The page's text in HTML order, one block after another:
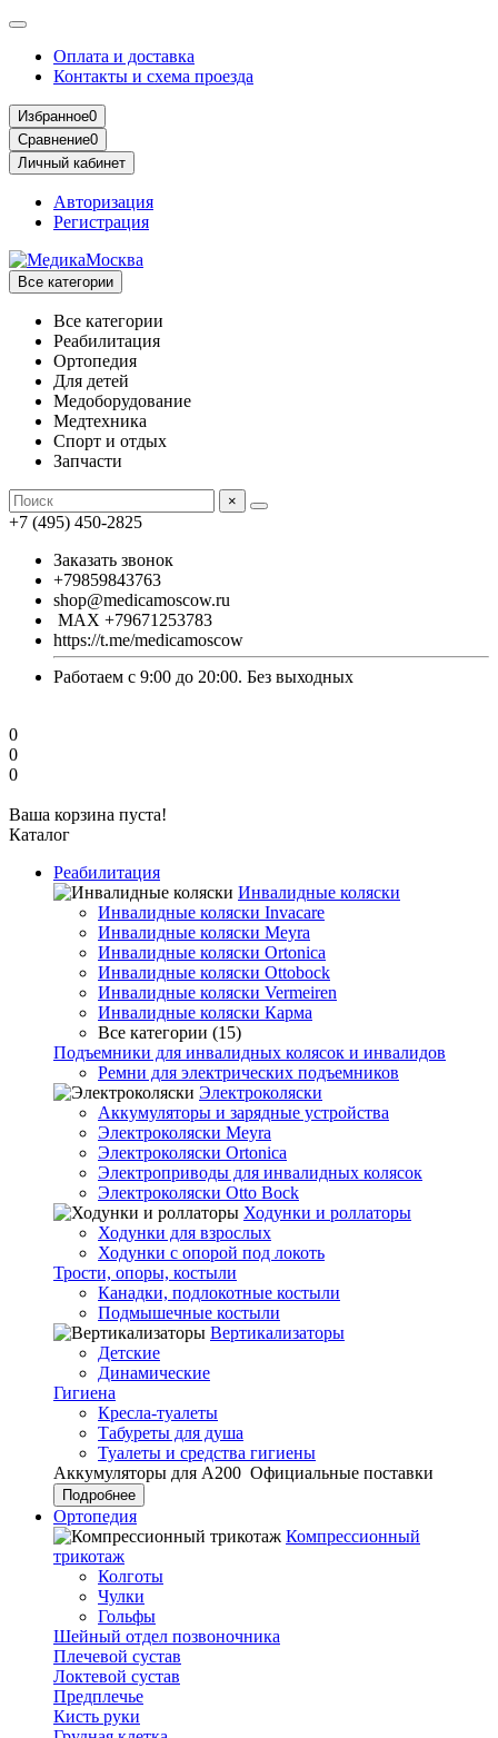
Оплата и доставка
Контакты и схема проезда
Избранное0
Сравнение0
Личный кабинет
Авторизация
Регистрация
Все категории
Все категории
Реабилитация
Ортопедия
Для детей
Медоборудование
Mедтехника
Спорт и отдых
Запчасти
×
+7 (495) 450-2825
Заказать звонок
+79859843763
shop@medicamoscow.ru
MAX +79671253783
https://t.me/medicamoscow
Работаем с 9:00 до 20:00. Без выходных
0
0
0
Ваша корзина пуста!
Каталог
Реабилитация
Инвалидные коляски
Инвалидные коляски Invacare
Инвалидные коляски Meyra
Инвалидные коляски Ortonica
Инвалидные коляски Ottobock
Инвалидные коляски Vermeiren
Инвалидные коляски Карма
Все категории (15)
Подъемники для инвалидных колясок и инвалидов
Ремни для электрических подъемников
Электроколяски
Аккумуляторы и зарядные устройства
Электроколяски Meyra
Электроколяски Ortonica
Электроприводы для инвалидных колясок
Электроколяски Otto Bock
Ходунки и роллаторы
Ходунки для взрослых
Ходунки с опорой под локоть
Трости, опоры, костыли
Канадки, подлокотные костыли
Подмышечные костыли
Вертикализаторы
Детские
Динамические
Гигиена
Кресла-туалеты
Табуреты для душа
Туалеты и средства гигиены
Аккумуляторы для А200 Официальные поставки
Подробнее
Ортопедия
Компрессионный
трикотаж
Колготы
Чулки
Гольфы
Шейный отдел позвоночника
Плечевой сустав
Локтевой сустав
Предплечье
Кисть руки